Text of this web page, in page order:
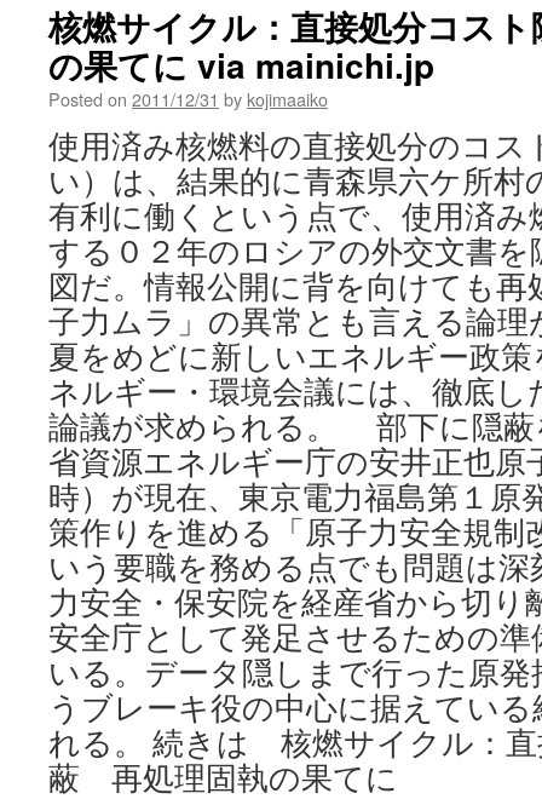
で
１
０
兆
投
入
核
燃
サ
イ
ク
ル
事
業
め
ど
な
く
via
東
京
新
聞
核燃サイクル：直接処分コス
の果てに via mainichi.jp
Posted on 2011/12/31 by kojimaaiko
使用済み核燃料の直接処分のコス
い）は、結果的に青森県六ケ所村
有利に働くという点で、使用済み
する０２年のロシアの外交文書
図だ。情報公開に背を向けても
子力ムラ」の異常とも言える論
夏をめどに新しいエネルギー政
ネルギー・環境会議には、徹底
論議が求められる。 部下に隠蔽
省資源エネルギー庁の安井正也原
時）が現在、東京電力福島第１原
策作りを進める「原子力安全規制
いう要職を務める点でも問題は
力安全・保安院を経産省から切り
安全庁として発足させるための
いる。データ隠しまで行った原
うブレーキ役の中心に据えてい
れる。 続きは 核燃サイクル：
蔽 再処理固執の果てに